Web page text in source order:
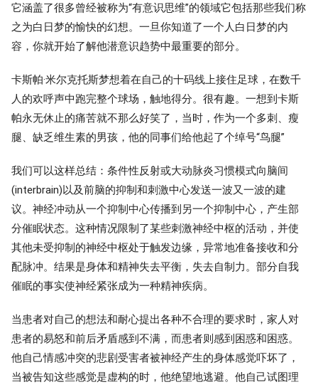
它涵盖了很多曾经被称为“有意识思维”的领域它包括那些我们称
之为白日梦的愉快的幻想。一旦你知道了一个人白日梦的内
容，你就开始了解他潜意识趋势中最重要的部分。
卡斯帕·米尔克托斯梦想着在自己的十码线上接住足球，在数千
人的欢呼声中跑完整个球场，触地得分。很有趣。一想到卡斯
帕永无休止的痛苦就不那么好笑了，当时，作为一个多刺、瘦
腿、缺乏维生素的男孩，他的同事们给他起了个绰号“鸟腿”
我们可以这样总结：条件性反射或大动脉炎习惯模式向脑间
(interbrain)以及前脑的抑制和刺激中心发送一波又一波的建
议。神经冲动从一个抑制中心传播到另一个抑制中心，产生部
分催眠状态。这种情况限制了某些刺激神经中枢的活动，并使
其他未受抑制的神经中枢处于触发边缘，异常地准备接收和分
配脉冲。结果是身体和精神失去平衡，失去自制力。部分自我
催眠的事实使神经紧张成为一种精神疾病。
当患者对自己的想法和耐心提出各种不合理的要求时，家人对
患者的易怒和前后矛盾感到不满，而患者则感到困惑和困惑。
他自己情感冲突的悲剧受害者被神经产生的身体感觉吓坏了，
当被告知这些感觉是虚构的时，他绝望地逃避。他自己试图理